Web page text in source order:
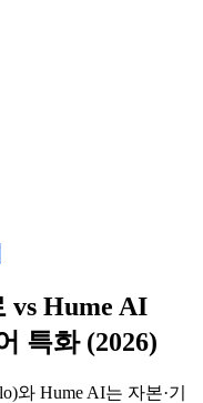
vs Hume AI
특화 (2026)
와 Hume AI는 자본·기